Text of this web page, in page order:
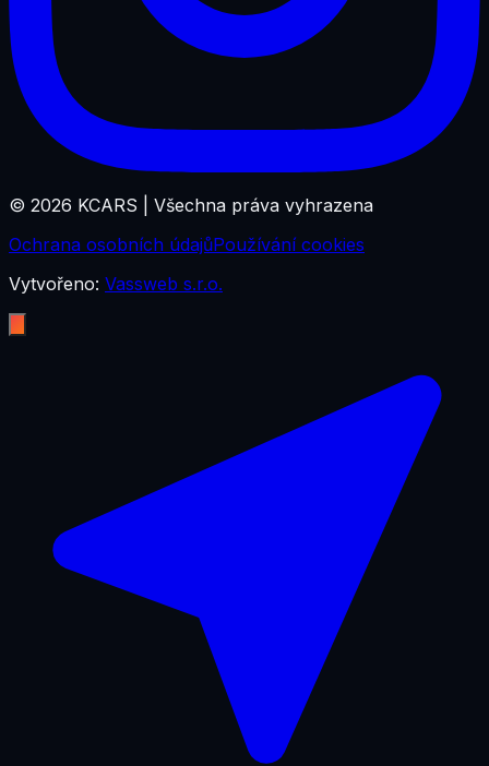
© 2026 KCARS | Všechna práva vyhrazena
Ochrana osobních údajůPoužívání cookies
Vytvořeno: Vassweb s.r.o.